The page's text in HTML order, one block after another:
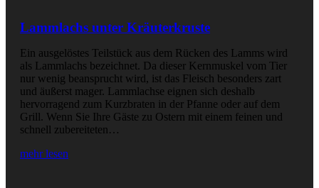
Lammlachs unter Kräuterkruste
Ein ausgelöstes Teilstück aus dem Rücken des Lamms wird
als Lammlachs bezeichnet. Da dieser Kernmuskel vom Tier
nur wenig beansprucht wird, ist das Fleisch besonders zart
und äußerst mager. Lammlachse eignen sich deshalb
hervorragend zum Kurzbraten in der Pfanne oder auf dem
Grill. Wenn Sie Ihre Gäste zu Ostern mit einem feinen und
schnell zubereiteten…
mehr lesen